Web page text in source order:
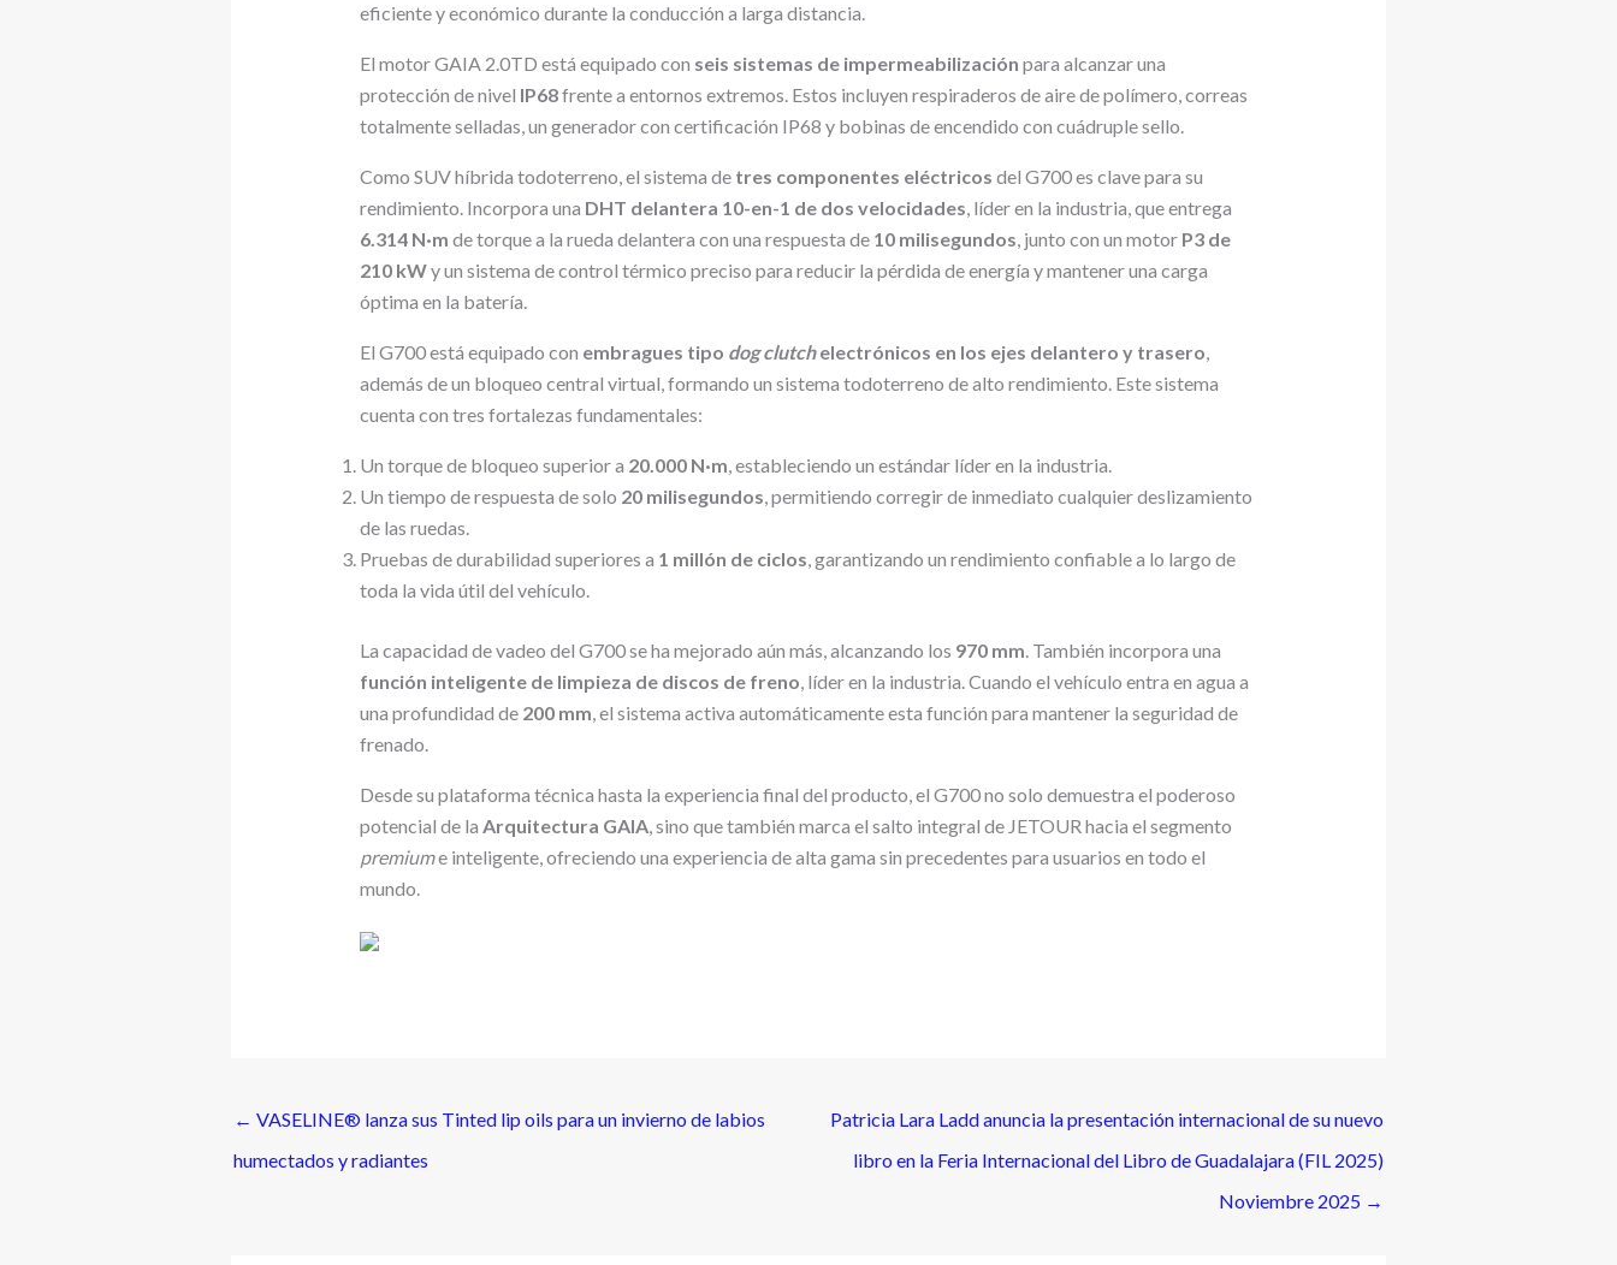
eficiente y económico durante la conducción a larga distancia.
El motor GAIA 2.0TD está equipado con seis sistemas de impermeabilización para alcanzar una
protección de nivel IP68frente a entornos extremos. Estos incluyen respiraderos de aire de polímero, correas
totalmente selladas, un generador con certificación IP68 y bobinas de encendido con cuádruple sello.
Como SUV híbrida todoterreno, el sistema de tres componentes eléctricos del G700 es clave para su
rendimiento. Incorpora una DHT delantera 10-en-1 de dos velocidades, líder en la industria, que entrega
6.314 N·m de torque a la rueda delantera con una respuesta de 10 milisegundos, junto con un motor P3 de
210 kWy un sistema de control térmico preciso para reducir la pérdida de energía y mantener una carga
óptima en la batería.
El G700 está equipado con embragues tipo dog clutchelectrónicos en los ejes delantero y trasero,
además de un bloqueo central virtual, formando un sistema todoterreno de alto rendimiento. Este sistema
cuenta con tres fortalezas fundamentales:
Un torque de bloqueo superior a 20.000 N·m, estableciendo un estándar líder en la industria.
Un tiempo de respuesta de solo 20 milisegundos, permitiendo corregir de inmediato cualquier deslizamiento
de las ruedas.
Pruebas de durabilidad superiores a 1 millón de ciclos, garantizando un rendimiento confiable a lo largo de
toda la vida útil del vehículo.
La capacidad de vadeo del G700 se ha mejorado aún más, alcanzando los 970 mm. También incorpora una
función inteligente de limpieza de discos de freno, líder en la industria. Cuando el vehículo entra en agua a
una profundidad de 200 mm, el sistema activa automáticamente esta función para mantener la seguridad de
frenado.
Desde su plataforma técnica hasta la experiencia final del producto, el G700 no solo demuestra el poderoso
potencial de la Arquitectura GAIA, sino que también marca el salto integral de JETOUR hacia el segmento
premiume inteligente, ofreciendo una experiencia de alta gama sin precedentes para usuarios en todo el
mundo.
← VASELINE® lanza sus Tinted lip oils para un invierno de labios
humectados y radiantes
Patricia Lara Ladd anuncia la presentación internacional de su nuevo
libro en la Feria Internacional del Libro de Guadalajara (FIL 2025)
Noviembre 2025 →